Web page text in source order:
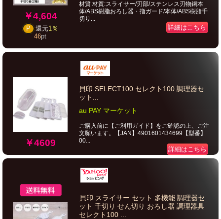
￥4,604
P 還元1％
46pt
材質 材質:スライサー/刃部/ステンレス刃物鋼本
体/ABS樹脂おろし器・指ガード/本体/ABS樹脂千
切り...
詳細はこちら
￥4609
貝印 SELECT100 セレクト100 調理器セ
ット...
au PAY マーケット
ご購入前に【ご利用ガイド】をご確認の上、ご注
文願います。【JAN】4901601434699【型番】
00...
詳細はこちら
貝印 スライサー セット 多機能 調理器セ
ット 千切り せん切り おろし器 調理器具
セレクト100 ...